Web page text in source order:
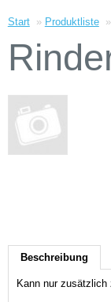
Start» Produktliste»
Beschreibung
Kann nur